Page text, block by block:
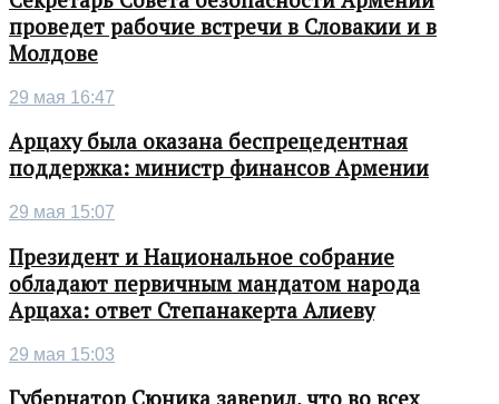
проведет рабочие встречи в Словакии и в
Молдове
29 мая 16:47
Арцаху была оказана беспрецедентная
поддержка: министр финансов Армении
29 мая 15:07
Президент и Национальное собрание
обладают первичным мандатом народа
Арцаха: ответ Степанакерта Алиеву
29 мая 15:03